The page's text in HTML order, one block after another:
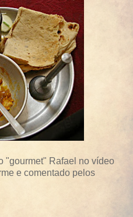
"gourmet" Rafael no vídeo
e comentado pelos